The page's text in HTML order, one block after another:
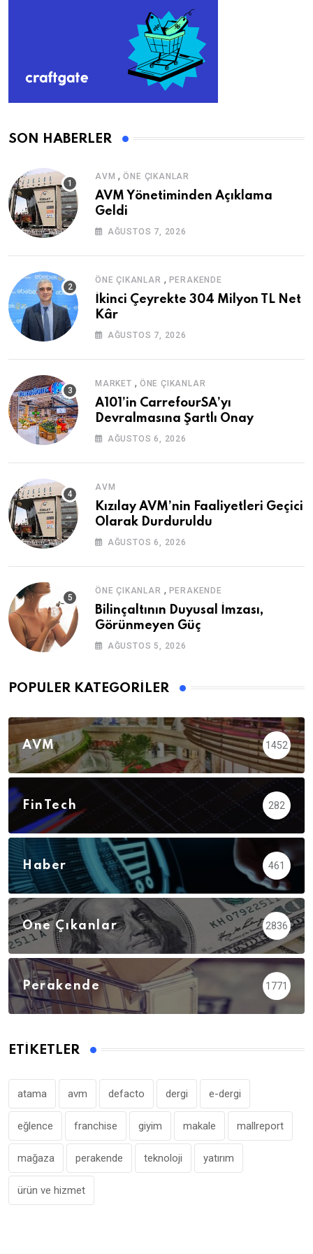
SON HABERLER
AVM ,ÖNE ÇIKANLAR
AVM Yönetiminden Açıklama
Geldi
AĞUSTOS 7, 2026
ÖNE ÇIKANLAR , PERAKENDE
İkinci Çeyrekte 304 Milyon TL Net
Kâr
AĞUSTOS 7, 2026
MARKET , ÖNE ÇIKANLAR
A101’in CarrefourSA’yı
Devralmasına Şartlı Onay
AĞUSTOS 6, 2026
AVM
Kızılay AVM’nin Faaliyetleri Geçici
Olarak Durduruldu
AĞUSTOS 6, 2026
ÖNE ÇIKANLAR , PERAKENDE
Bilinçaltının Duyusal İmzası,
Görünmeyen Güç
AĞUSTOS 5, 2026
POPÜLER KATEGORILER
AVM 1452
FinTech 282
Haber 461
Öne Çıkanlar 2836
Perakende 1771
ETIKETLER
atama avm defacto dergi e-dergi
eğlence franchise giyim makale mallreport
mağaza perakende teknoloji yatırım
ürün ve hizmet